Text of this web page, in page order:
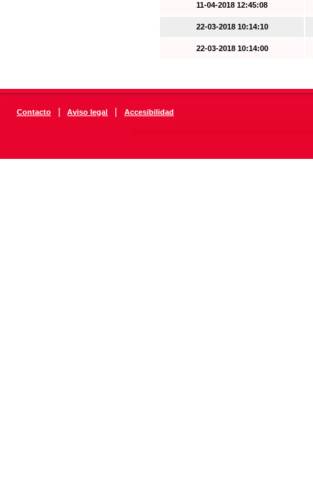
11-04-2018 12:45:08
22-03-2018 10:14:10
22-03-2018 10:14:00
Contacto | Aviso legal | Accesibilidad